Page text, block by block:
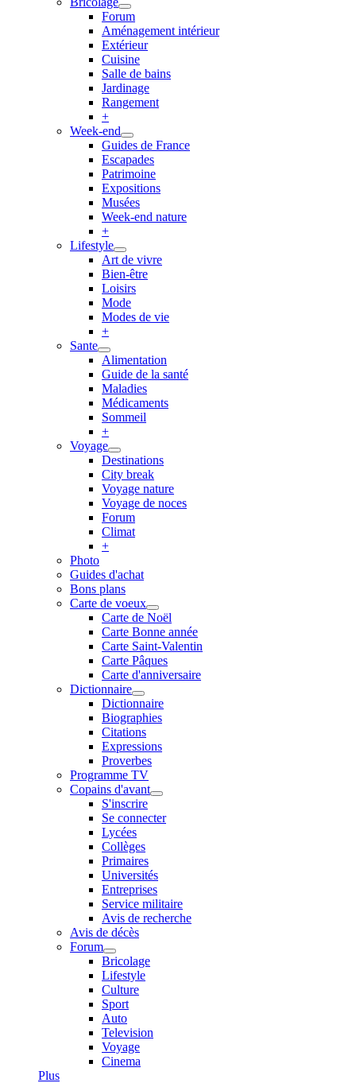
Forum
Aménagement intérieur
Extérieur
Cuisine
Salle de bains
Jardinage
Rangement
+
Week-end
Guides de France
Escapades
Patrimoine
Expositions
Musées
Week-end nature
+
Lifestyle
Art de vivre
Bien-être
Loisirs
Mode
Modes de vie
+
Sante
Alimentation
Guide de la santé
Maladies
Médicaments
Sommeil
+
Voyage
Destinations
City break
Voyage nature
Voyage de noces
Forum
Climat
+
Photo
Guides d'achat
Bons plans
Carte de voeux
Carte de Noël
Carte Bonne année
Carte Saint-Valentin
Carte Pâques
Carte d'anniversaire
Dictionnaire
Dictionnaire
Biographies
Citations
Expressions
Proverbes
Programme TV
Copains d'avant
S'inscrire
Se connecter
Lycées
Collèges
Primaires
Universités
Entreprises
Service militaire
Avis de recherche
Avis de décès
Forum
Bricolage
Lifestyle
Culture
Sport
Auto
Television
Voyage
Cinema
Plus